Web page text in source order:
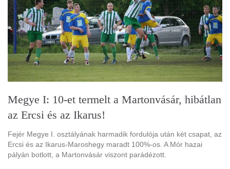
Megye I: 10-et termelt a Martonvásár, hibátlan
az Ercsi és az Ikarus!
Fejér Megye I. osztályának harmadik fordulója után két csapat, az
Ercsi és az Ikarus-Maroshegy maradt 100%-os. A Mór hazai
pályán botlott, a Martonvásár viszont parádézott.